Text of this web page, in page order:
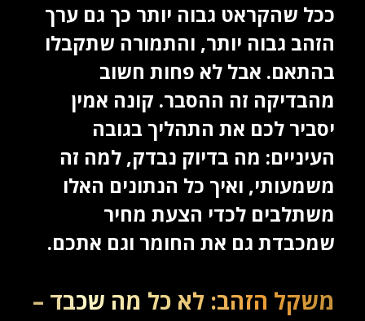
ככל שהקראט גבוה יותר כך גם ערך
הזהב גבוה יותר, והתמורה שתקבלו
בהתאם. אבל לא פחות חשוב
מהבדיקה זה ההסבר. קונה אמין
יסביר לכם את התהליך בגובה
העיניים: מה בדיוק נבדק, למה זה
משמעותי, ואיך כל הנתונים האלו
משתלבים לכדי הצעת מחיר
שמכבדת גם את החומר וגם אתכם.
משקל הזהב: לא כל מה שכבד –